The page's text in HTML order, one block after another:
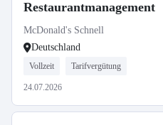
Restaurantmanagement
McDonald's Schnell
Deutschland
Vollzeit Tarifvergütung
24.07.2026